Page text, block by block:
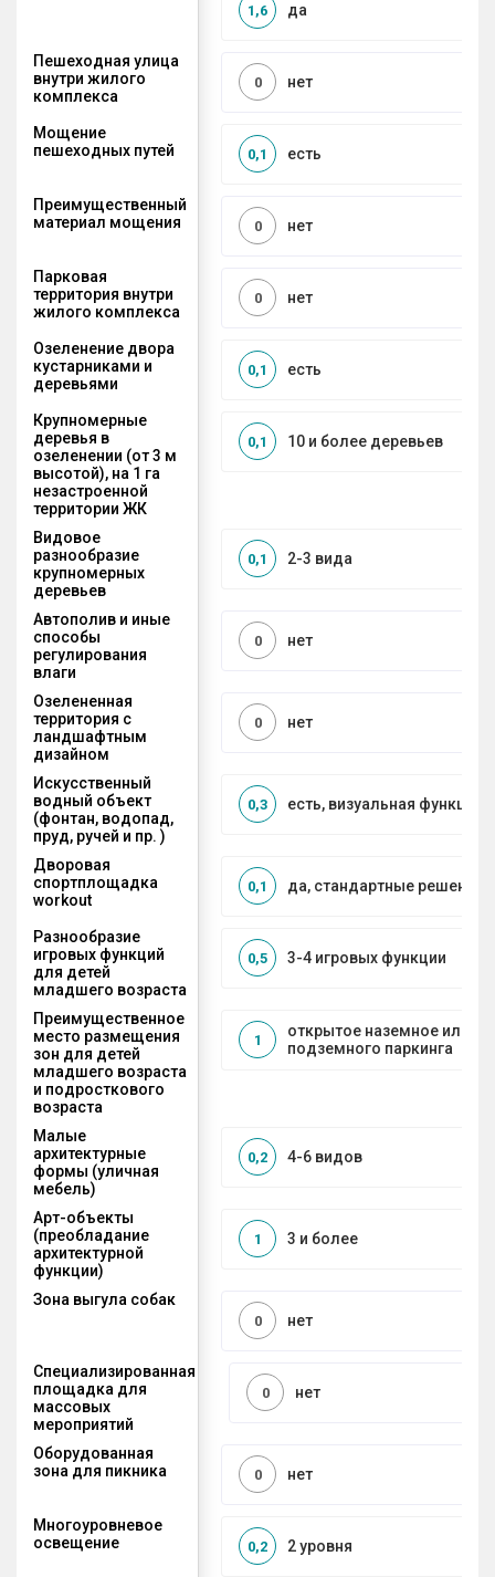
да
1,6
Пешеходная улица
внутри жилого
комплекса
нет
0
Мощение
пешеходных путей
есть
0,1
Преимущественный
материал мощения
нет
0
Парковая
территория внутри
жилого комплекса
нет
0
Озеленение двора
кустарниками и
деревьями
есть
0,1
Крупномерные
деревья в
озеленении (от 3 м
высотой), на 1 га
незастроенной
территории ЖК
10 и более деревьев
0,1
Видовое
разнообразие
крупномерных
деревьев
2-3 вида
0,1
Автополив и иные
способы
регулирования
влаги
нет
0
Озелененная
территория с
ландшафтным
дизайном
нет
0
Искусственный
водный объект
(фонтан, водопад,
пруд, ручей и пр. )
есть, визуальная функция
0,3
Дворовая
спортплощадка
workout
да, стандартные решения
0,1
Разнообразие
игровых функций
для детей
младшего возраста
3-4 игровых функции
0,5
Преимущественное
место размещения
зон для детей
младшего возраста
и подросткового
возраста
открытое наземное или на
подземного паркинга
1
Малые
архитектурные
формы (уличная
мебель)
4-6 видов
0,2
Арт-объекты
(преобладание
архитектурной
функции)
3 и более
1
Зона выгула собак
нет
0
Специализированная
площадка для
массовых
мероприятий
нет
0
Оборудованная
зона для пикника
нет
0
Многоуровневое
освещение
2 уровня
0,2